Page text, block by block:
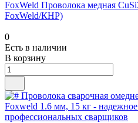
FoxWeld Проволока медная
FoxWeld/КНР)
0
Есть в наличии
В корзину